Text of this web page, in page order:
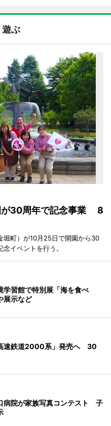
遊ぶ
が30周年で記念事業 8
堀町）が10月25日で開園から30
イベントを行う。
学習館で特別展「海を食べ
展示など
速鉄道2000系」発売へ 30
病院が家族写真コンテスト 子